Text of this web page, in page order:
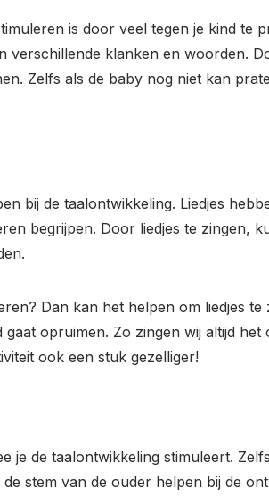
is door veel tegen je kind te
klanken en woorden.
Zelfs als de baby nog niet kan
bij de taalontwikkeling. Liedjes
begrijpen. Door liedjes te zingen,
Dan kan het helpen om liedjes te
opruimen. Zo zingen wij altijd het
ook een stuk gezelliger!
je de taalontwikkeling stimuleert.
stem van de ouder helpen bij de